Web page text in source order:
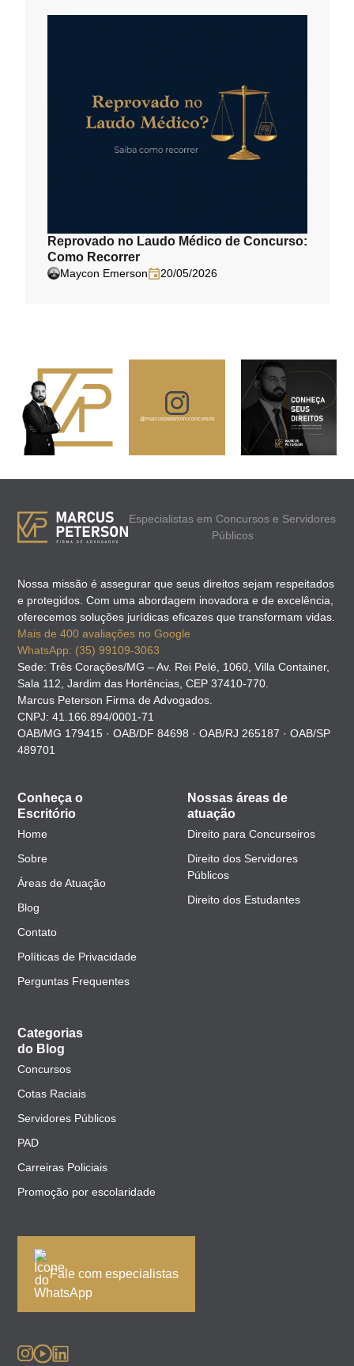
Reprovado no Laudo Médico de Concurso:
Como Recorrer
Maycon Emerson 20/05/2026
@marcuspeterson.concursos
Especialistas em Concursos e Servidores
Públicos
Nossa missão é assegurar que seus direitos sejam respeitados
e protegidos. Com uma abordagem inovadora e de excelência,
oferecemos soluções jurídicas eficazes que transformam vidas.
Mais de 400 avaliações no Google
WhatsApp: (35) 99109-3063
Sede: Três Corações/MG – Av. Rei Pelé, 1060, Villa Container,
Sala 112, Jardim das Hortências, CEP 37410-770.
Marcus Peterson Firma de Advogados.
CNPJ: 41.166.894/0001-71
OAB/MG 179415 · OAB/DF 84698 · OAB/RJ 265187 · OAB/SP
489701
Conheça o
Escritório
Home
Sobre
Áreas de Atuação
Blog
Contato
Políticas de Privacidade
Perguntas Frequentes
Nossas áreas de
atuação
Direito para Concurseiros
Direito dos Servidores
Públicos
Direito dos Estudantes
Categorias
do Blog
Concursos
Cotas Raciais
Servidores Públicos
PAD
Carreiras Policiais
Promoção por escolaridade
Fale com especialistas